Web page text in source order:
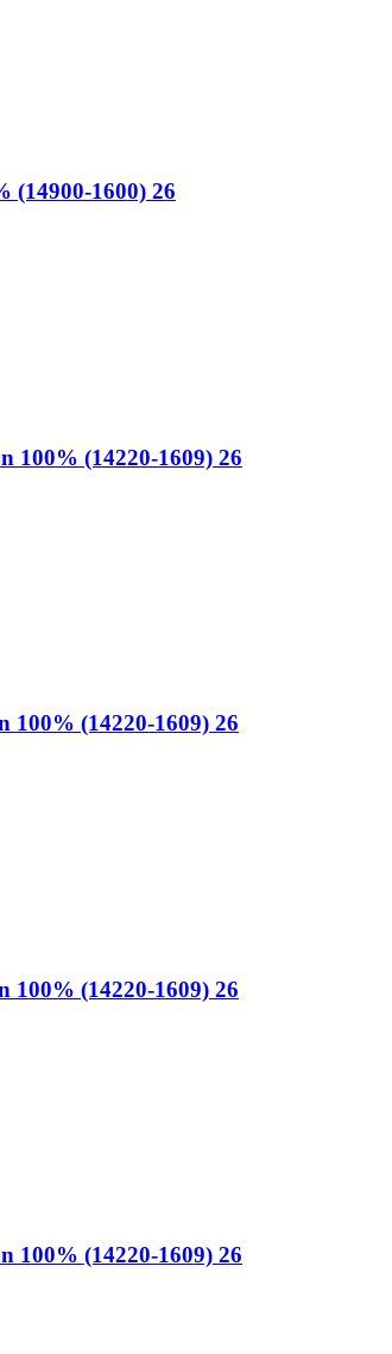
(14900-1600) 26
100% (14220-1609) 26
(14220-1609) 26
(14220-1609) 26
100% (14220-1609) 26